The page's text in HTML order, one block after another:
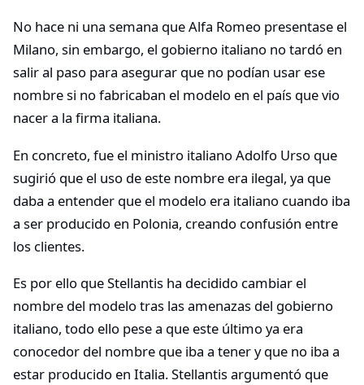
No hace ni una semana que Alfa Romeo presentase el
Milano, sin embargo, el gobierno italiano no tardó en
salir al paso para asegurar que no podían usar ese
nombre si no fabricaban el modelo en el país que vio
nacer a la firma italiana.
En concreto, fue el ministro italiano Adolfo Urso que
sugirió que el uso de este nombre era ilegal, ya que
daba a entender que el modelo era italiano cuando iba
a ser producido en Polonia, creando confusión entre
los clientes.
Es por ello que Stellantis ha decidido cambiar el
nombre del modelo tras las amenazas del gobierno
italiano, todo ello pese a que este último ya era
conocedor del nombre que iba a tener y que no iba a
estar producido en Italia. Stellantis argumentó que